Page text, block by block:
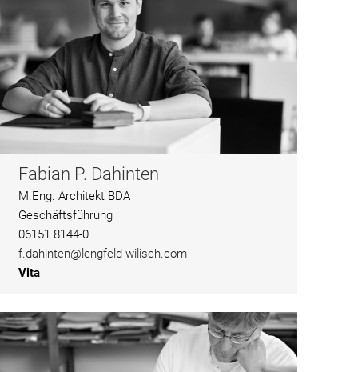
Fabian P. Dahinten
M.Eng. Architekt BDA
Geschäftsführung
06151 8144-0
f.dahinten@lengfeld-wilisch.com
Vita